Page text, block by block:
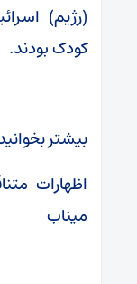
(رژیم)
کودک بودند.
بیشتر
اظهارات
میناب